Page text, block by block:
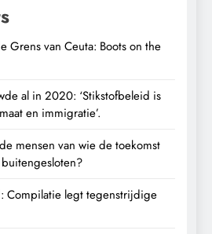
Grens van Ceuta: Boots on the
al in 2020: ‘Stikstofbeleid is
en immigratie’.
mensen van wie de toekomst
Compilatie legt tegenstrijdige